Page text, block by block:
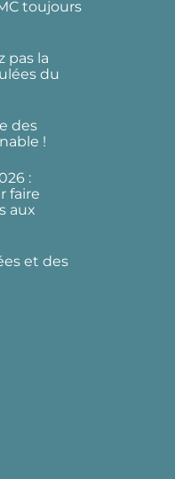
toujours
pas la
du
des
!
:
faire
aux
et des